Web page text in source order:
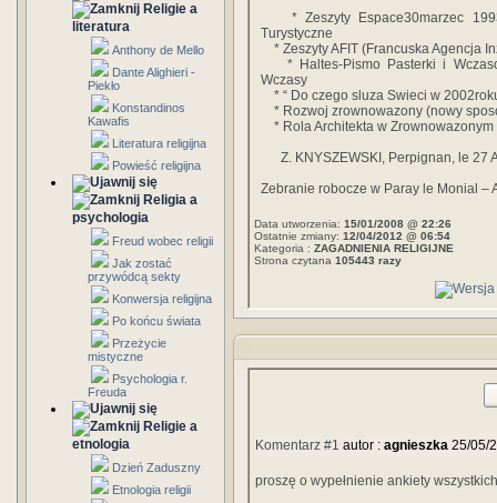
Religie a
literatura
Anthony de Mello
Dante Alighieri -
Piekło
Konstandinos
Kawafis
Literatura religijna
Powieść religijna
Religia a
psychologia
Freud wobec religii
Jak zostać
przywódcą sekty
Konwersja religijna
Po końcu świata
Przeżycie
mistyczne
Psychologia r.
Freuda
Religie a
etnologia
Dzień Zaduszny
Etnologia religii
* Zeszyty Espace30marzec
Turystyczne
* Zeszyty AFIT (Francuska Agencja
* Haltes-Pismo Pasterki i
Wczasy
* “ Do czego sluza Swieci w
* Rozwoj zrownowazony (nowy
* Rola Architekta w
Z. KNYSZEWSKI, Perpignan, le 27
Zebranie robocze w Paray le Monial –
Data utworzenia: 15/01/2008 @ 22:26
Ostatnie zmiany: 12/04/2012 @ 06:54
Kategoria : ZAGADNIENIA RELIGIJNE
Strona czytana 105443 razy
Komentarz #1 autor : agnieszka 25/05/
proszę o wypełnienie ankiety